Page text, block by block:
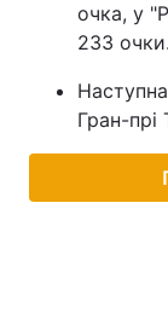
очка, у
233 очки.
Гран-прі